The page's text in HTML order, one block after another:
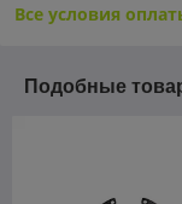
Все условия
Подобные